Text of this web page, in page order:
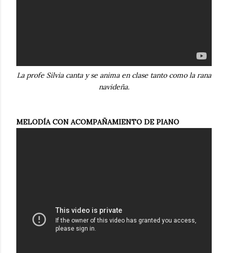
La profe Silvia canta y se anima en clase tanto como la rana
navideña.
MELODÍA CON ACOMPAÑAMIENTO DE PIANO